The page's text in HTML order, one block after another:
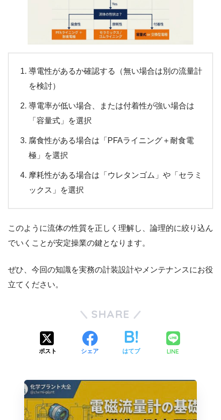
導電性があるか確認する（無い場合は別の流量計
を検討）
導電率が低い場合、または付着性が強い場合は
「容量式」を選択
腐食性がある場合は「PFAライニング＋耐食電
極」を選択
摩耗性がある場合は「ウレタンゴム」や「セラミ
ックス」を選択
このように流体の性質を正しく理解し、論理的に絞り込ん
でいくことが安定操業の鍵となります。
ぜひ、今回の知識を実務の計装設計やメンテナンスにお役
立てください。
SHARE
ポスト シェア はてブ LINE